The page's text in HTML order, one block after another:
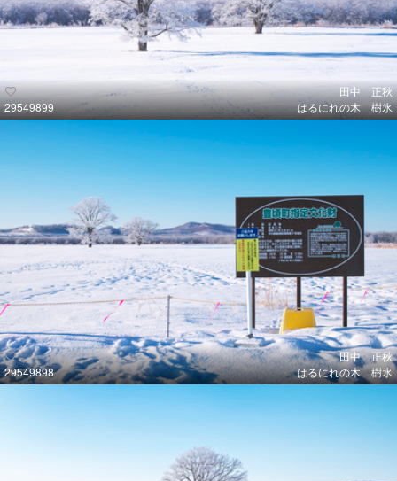
29549899
田中 正秋
はるにれの木 樹氷
29549898
田中 正秋
はるにれの木 樹氷